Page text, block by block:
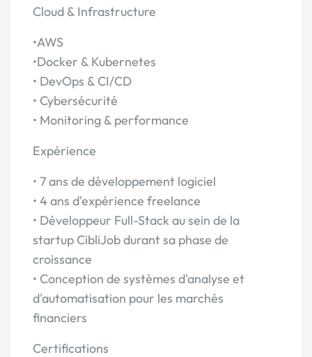
Cloud & Infrastructure
•AWS
•Docker & Kubernetes
• DevOps & CI/CD
• Cybersécurité
• Monitoring & performance
Expérience
• 7 ans de développement logiciel
• 4 ans d'expérience freelance
• Développeur Full-Stack au sein de la
startup CibliJob durant sa phase de
croissance
• Conception de systèmes d'analyse et
d'automatisation pour les marchés
financiers
Certifications